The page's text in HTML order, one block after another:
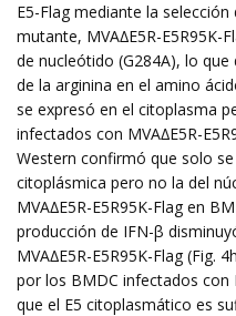
E5-Flag mediante la
mutante, MVA∆E5R-E5R95K-
de nucleótido (G284A), lo
de la arginina en el amino
se expresó en el citoplasma
infectados con MVA∆E5R-
Western confirmó que solo
citoplásmica pero no la del
MVA∆E5R-E5R95K-Flag en
producción de IFN-β
MVA∆E5R-E5R95K-Flag (Fig.
por los BMDC infectados con
que el E5 citoplasmático es